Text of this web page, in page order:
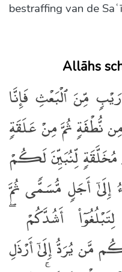
bestraffing van de
Allāhs
مِّنَ ٱلْبَعْثِ فَإِنَّا
نُّطْفَةٍۢ ثُمَّ مِنْ عَلَقَةٍۢ
لِّنُبَيِّنَ لَكُمْ
إِلَىٰٓ أَجَلٍۢ مُّسَمًّۭى ثُمَّ
أَشُدَّكُمْ
مَّن يُرَدُّ إِلَىٰٓ أَرْذَلِ